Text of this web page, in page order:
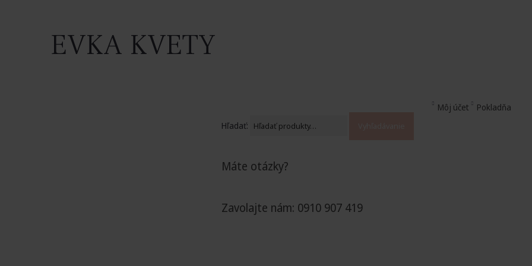
EVKA KVETY
Môj účet
Pokladňa
Hľadať:
Máte otázky?
Zavolajte nám: 0910 907 419